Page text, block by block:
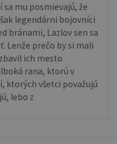
mu posmievajú, že
legendárni bojovníci
bránami, Lazlov sen sa
Lenže prečo by si mali
ich mesto
rana, ktorú v
ktorých všetci považujú
lebo z